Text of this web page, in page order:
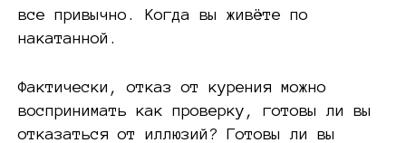
все привычно. Когда вы живёте по
накатанной.
Фактически, отказ от курения можно
воспринимать как проверку, готовы ли вы
отказаться от иллюзий? Готовы ли вы